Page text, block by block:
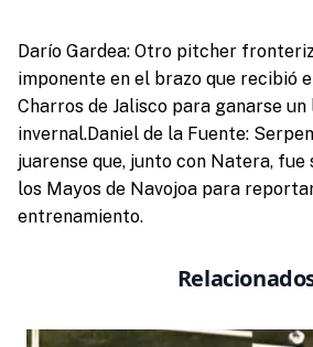
Darío Gardea: Otro pitcher
imponente en el brazo que recibió
Charros de Jalisco para ganarse
invernal.Daniel de la Fuente:
juarense que, junto con Natera, fue
los Mayos de Navojoa para
entrenamiento.